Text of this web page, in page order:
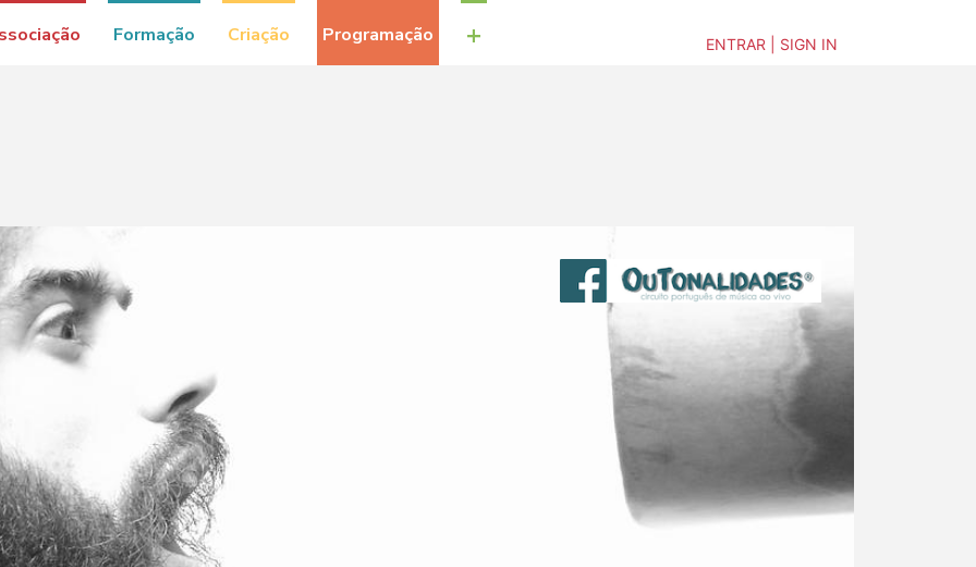
Formação Criação Programação + ENTRAR | SIGN IN